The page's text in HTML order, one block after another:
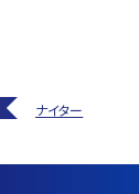
ナイター